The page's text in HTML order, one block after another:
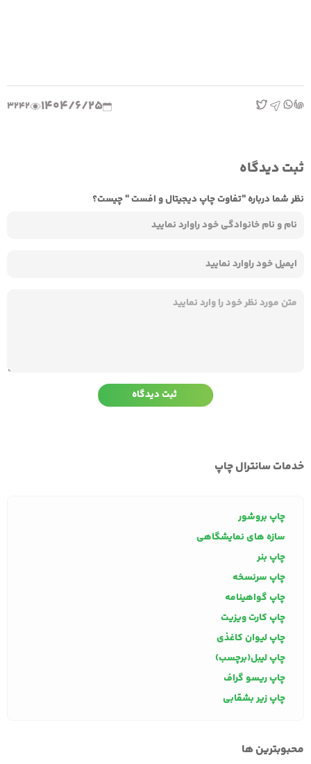
1404/6/25
3242
ثبت دیدگاه
نظر شما درباره "تفاوت چاپ دیجیتال و افست " چیست؟
خدمات سانترال چاپ
چاپ بروشور
سازه های نمایشگاهی
چاپ بنر
چاپ سرنسخه
چاپ گواهینامه
چاپ کارت ویزیت
چاپ لیوان کاغذی
چاپ لیبل(برچسب)
چاپ ریسو گراف
چاپ زیر بشقابی
محبوبترین ها